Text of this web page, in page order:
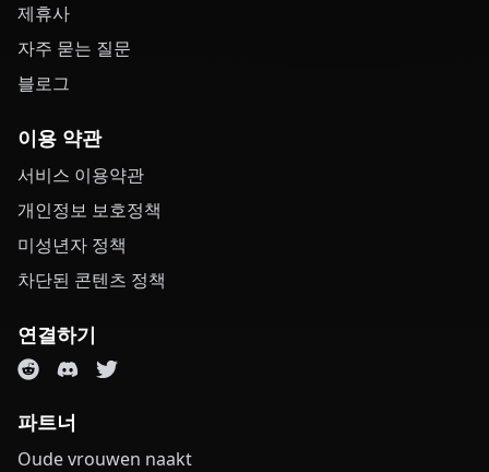
제휴사
자주 묻는 질문
블로그
이용 약관
서비스 이용약관
개인정보 보호정책
미성년자 정책
차단된 콘텐츠 정책
연결하기
파트너
Oude vrouwen naakt